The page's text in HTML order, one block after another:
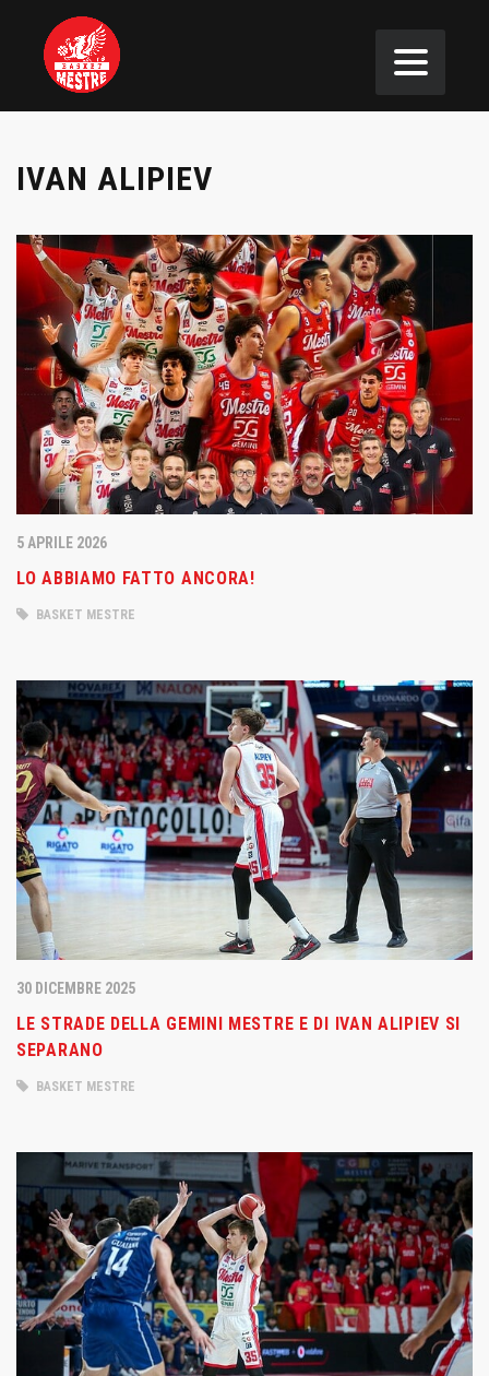
IVAN ALIPIEV
5 APRILE 2026
LO ABBIAMO FATTO ANCORA!
BASKET MESTRE
30 DICEMBRE 2025
LE STRADE DELLA GEMINI MESTRE E DI IVAN ALIPIEV SI
SEPARANO
BASKET MESTRE